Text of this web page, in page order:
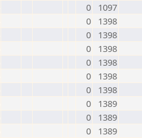
0
1097
0
1398
0
1398
0
1398
0
1398
0
1398
0
1398
0
1389
0
1389
0
1389